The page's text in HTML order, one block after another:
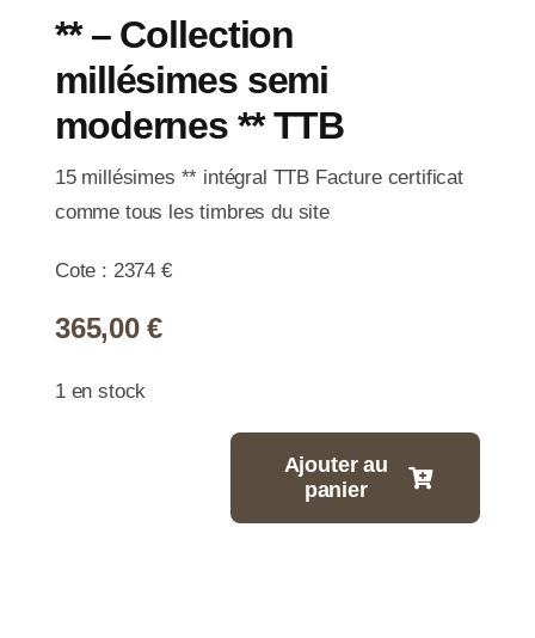
** – Collection
millésimes semi
modernes ** TTB
15 millésimes ** intégral TTB Facture certificat
comme tous les timbres du site
Cote : 2374 €
365,00€
1 en stock
Ajouter au
panier